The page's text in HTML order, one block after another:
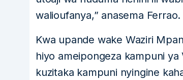
walioufanya,” anasema Ferrao.
Kwa upande wake Waziri
hiyo ameipongeza kampuni
kuzitaka kampuni nyingine